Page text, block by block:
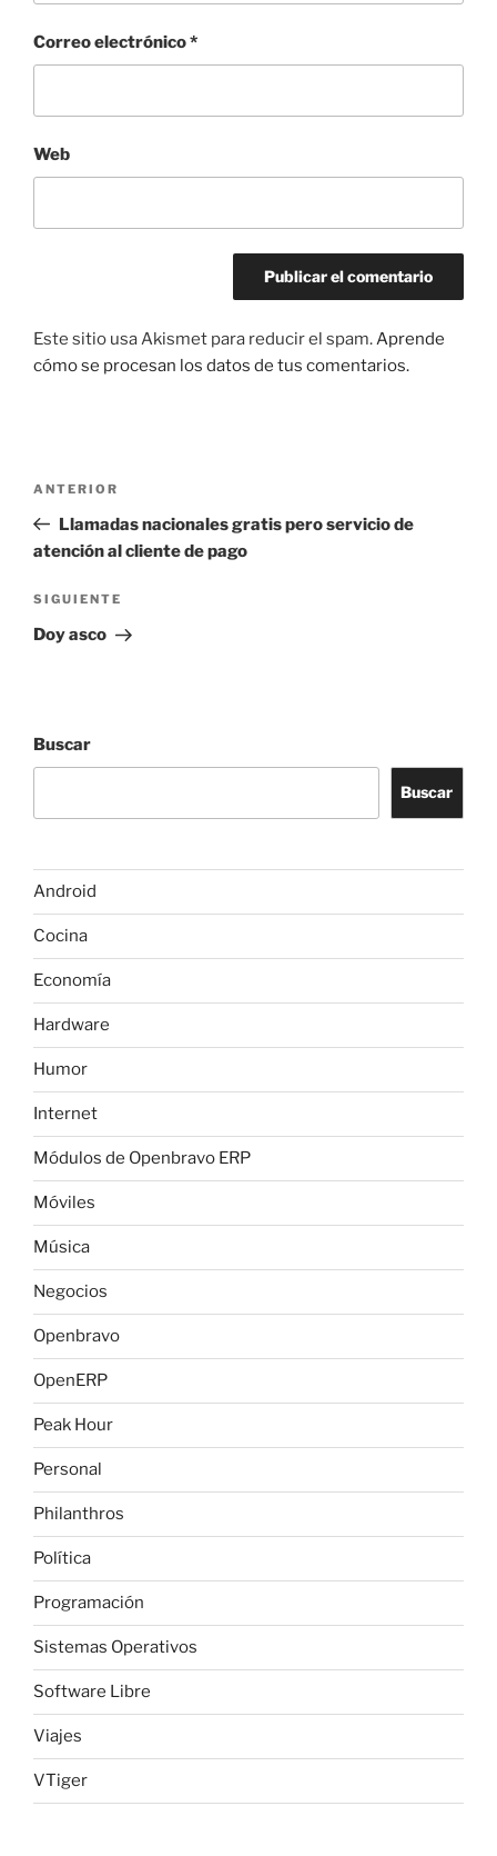
Correo electrónico*
Web
Este sitio usa Akismet para reducir el spam.Aprende
cómo se procesan los datos de tus comentarios.
entradas
Entrada
anterior:
ANTERIOR
Llamadas nacionales gratis pero servicio de
atención al cliente de pago
Siguiente
entrada
SIGUIENTE
Doy asco
Buscar
Buscar
Android
Cocina
Economía
Hardware
Humor
Internet
Módulos de Openbravo ERP
Móviles
Música
Negocios
Openbravo
OpenERP
Peak Hour
Personal
Philanthros
Política
Programación
Sistemas Operativos
Software Libre
Viajes
VTiger